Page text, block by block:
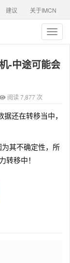
关于IMCN
建议
T
o
g
l
t
-中途可能会
阅读 7,877 次
还在转移当中，
其不确定性，所
转移中！